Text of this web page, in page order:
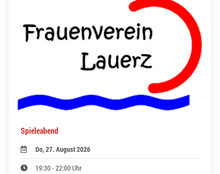
Spieleabend
Do, 27. August 2026
19:30 - 22:00 Uhr